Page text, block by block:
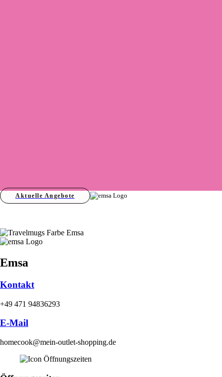
Aktuelle Angebote
Emsa
Kontakt
+49 471 94836293
E-Mail
homecook@mein-outlet-shopping.de